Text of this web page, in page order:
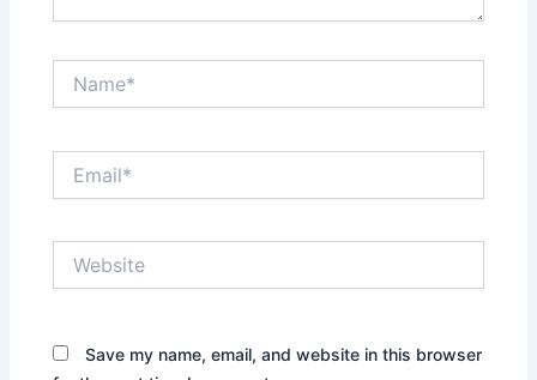
Save my name, email, and website in this browser